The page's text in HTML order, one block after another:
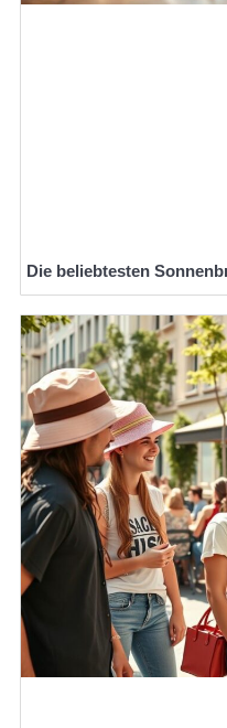
Die beliebtesten